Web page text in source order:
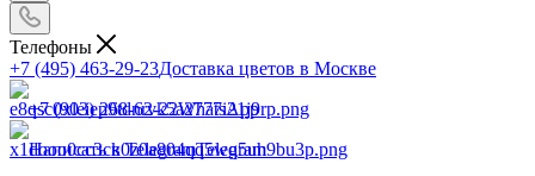
Телефоны
+7 (495) 463-29-23Доставка цветов в Москве
+7 (903) 268-62-22WhatsApp
Написать в TelegramTelegram